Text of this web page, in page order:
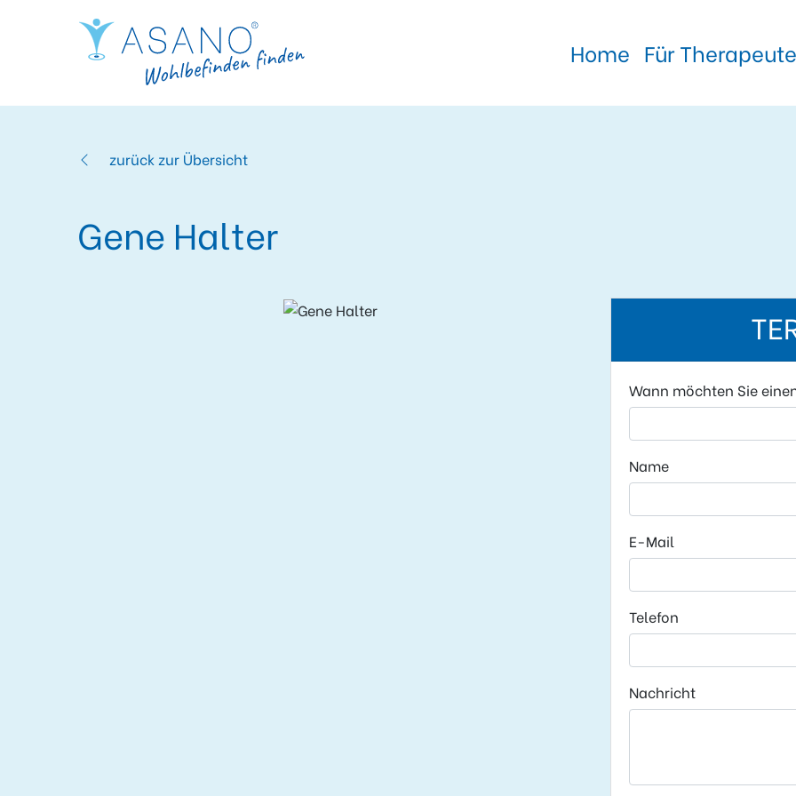
Home Für
zurück zur Übersicht
Gene Halter
Wann möchten Sie
Name
E-Mail
Telefon
Nachricht